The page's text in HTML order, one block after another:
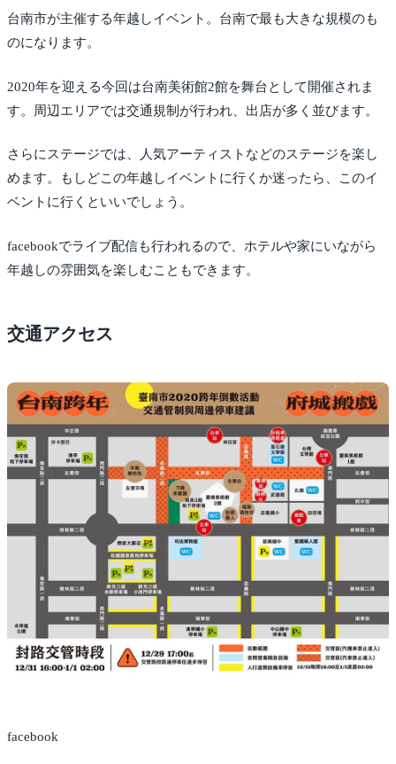
台南市が主催する年越しイベント。台南で最も大きな規模のも
のになります。
2020年を迎える今回は台南美術館2館を舞台として開催されま
す。周辺エリアでは交通規制が行われ、出店が多く並びます。
さらにステージでは、人気アーティストなどのステージを楽し
めます。もしどこの年越しイベントに行くか迷ったら、このイ
ベントに行くといいでしょう。
facebookでライブ配信も行われるので、ホテルや家にいながら
年越しの雰囲気を楽しむこともできます。
交通アクセス
facebook